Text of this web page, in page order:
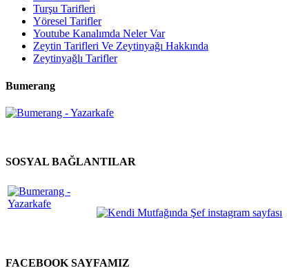
Turşu Tarifleri
Yöresel Tarifler
Youtube Kanalımda Neler Var
Zeytin Tarifleri Ve Zeytinyağı Hakkında
Zeytinyağlı Tarifler
Bumerang
SOSYAL BAĞLANTILAR
FACEBOOK SAYFAMIZ